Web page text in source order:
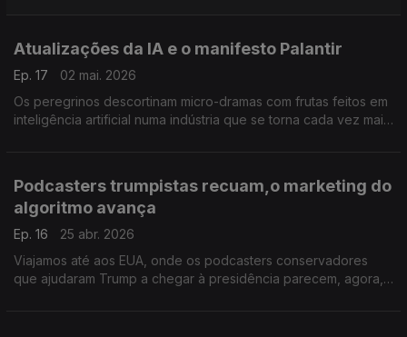
Atualizações da IA e o manifesto Palantir
Ep. 17
02 mai. 2026
Os peregrinos descortinam micro-dramas com frutas feitos em
inteligência artificial numa indústria que se torna cada vez mais
Podcasters trumpistas recuam,o marketing do
algoritmo avança
Ep. 16
25 abr. 2026
Viajamos até aos EUA, onde os podcasters conservadores
que ajudaram Trump a chegar à presidência parecem, agora,